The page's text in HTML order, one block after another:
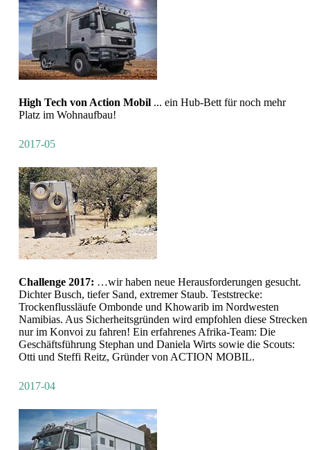
High Tech von Action Mobil ... ein Hub-Bett für noch mehr
Platz im Wohnaufbau!
2017-05
Challenge 2017: …wir haben neue Herausforderungen gesucht.
Dichter Busch, tiefer Sand, extremer Staub. Teststrecke:
Trockenflussläufe Ombonde und Khowarib im Nordwesten
Namibias. Aus Sicherheitsgründen wird empfohlen diese Strecken
nur im Konvoi zu fahren! Ein erfahrenes Afrika-Team: Die
Geschäftsführung Stephan und Daniela Wirts sowie die Scouts:
Otti und Steffi Reitz, Gründer von ACTION MOBIL.
2017-04